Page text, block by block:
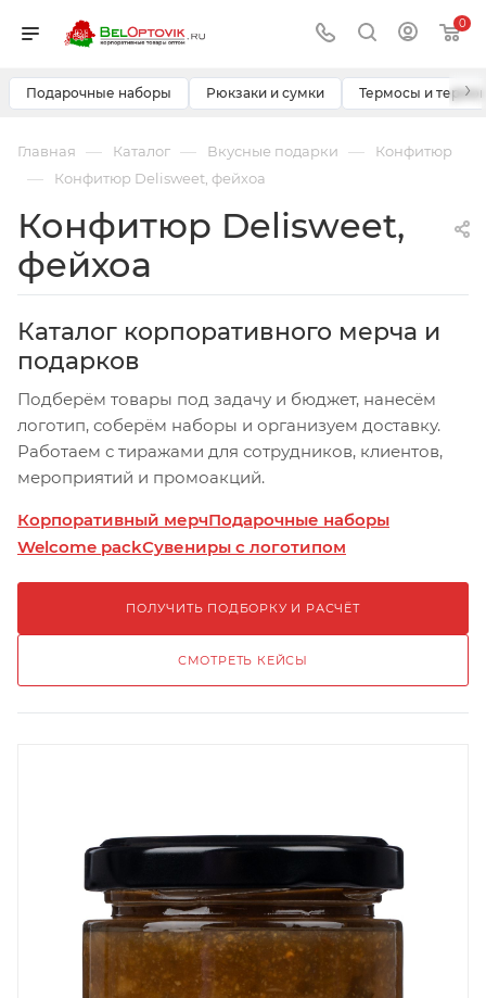
0
Подарочные наборы Рюкзаки и сумки Термосы и ›
Главная — Каталог — Вкусные подарки — Конфитюр
— Конфитюр Delisweet, фейхоа
Конфитюр Delisweet,
фейхоа
Каталог корпоративного мерча и
подарков
Подберём товары под задачу и бюджет, нанесём
логотип, соберём наборы и организуем доставку.
Работаем с тиражами для сотрудников, клиентов,
мероприятий и промоакций.
Корпоративный мерчПодарочные наборы
Welcome packСувениры с логотипом
ПОЛУЧИТЬ ПОДБОРКУ И РАСЧЁТ
СМОТРЕТЬ КЕЙСЫ